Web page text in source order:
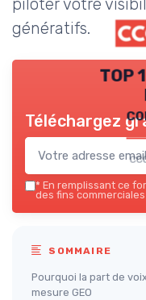
génératifs.
TOP
Téléchargez
* En remplissant ce
des fins commerciales
SOMMAIRE
Pourquoi la part de
mesure GEO